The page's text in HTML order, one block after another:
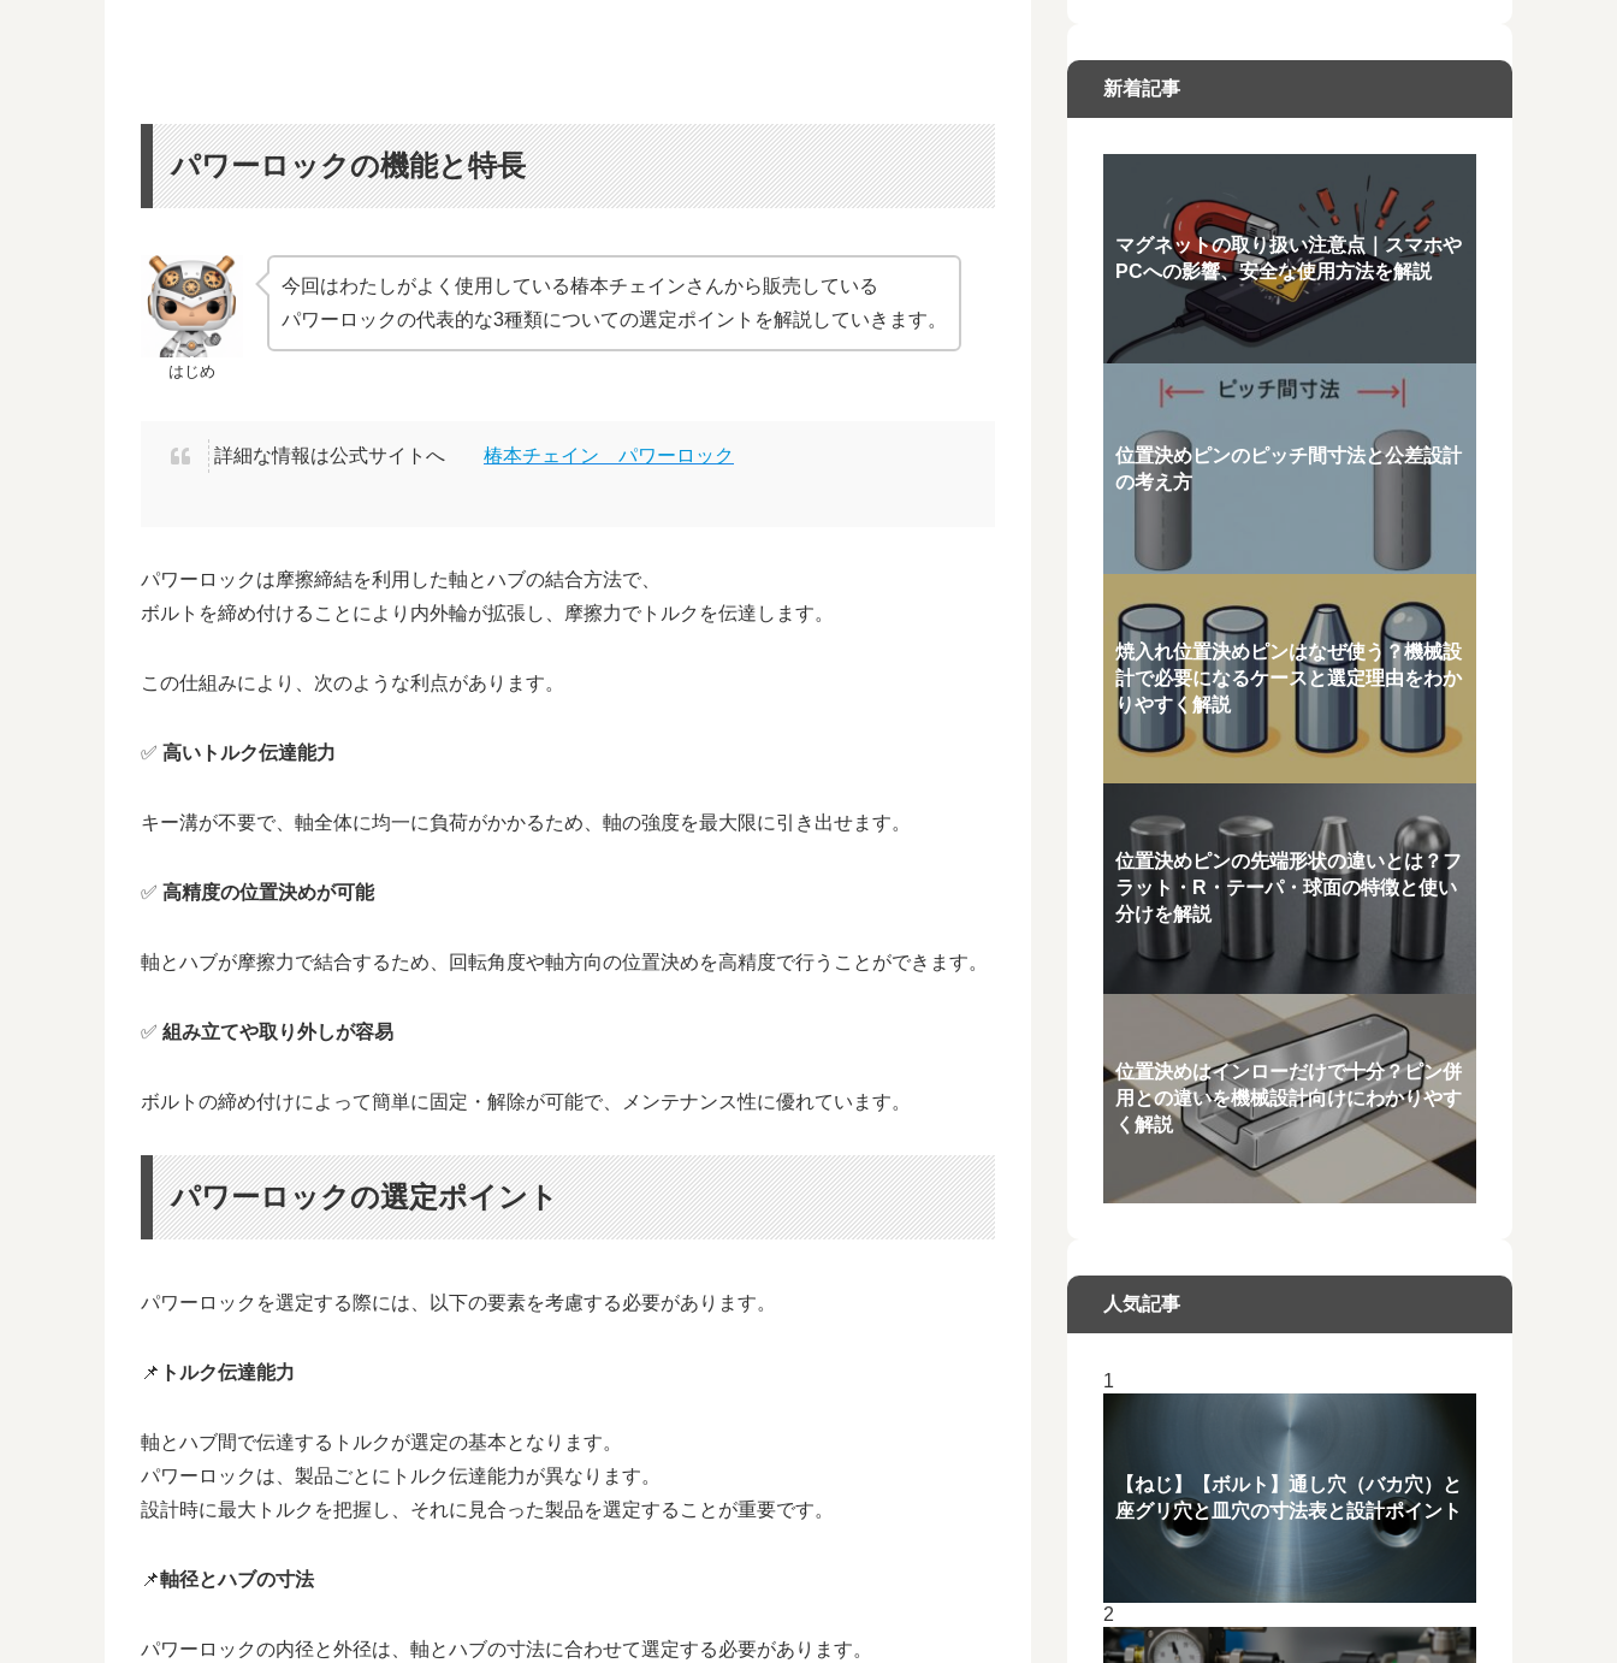
パワーロックの機能と特長
はじめ
今回はわたしがよく使用している椿本チェインさんから販売している
パワーロックの代表的な3種類についての選定ポイントを解説していきます。
詳細な情報は公式サイトへ 椿本チェイン パワーロック
パワーロックは摩擦締結を利用した軸とハブの結合方法で、
ボルトを締め付けることにより内外輪が拡張し、摩擦力でトルクを伝達します。
この仕組みにより、次のような利点があります。
✅ 高いトルク伝達能力
キー溝が不要で、軸全体に均一に負荷がかかるため、軸の強度を最大限に引き出せます。
✅ 高精度の位置決めが可能
軸とハブが摩擦力で結合するため、回転角度や軸方向の位置決めを高精度で行うことができます。
✅ 組み立てや取り外しが容易
ボルトの締め付けによって簡単に固定・解除が可能で、メンテナンス性に優れています。
パワーロックの選定ポイント
パワーロックを選定する際には、以下の要素を考慮する必要があります。
📌 トルク伝達能力
軸とハブ間で伝達するトルクが選定の基本となります。
パワーロックは、製品ごとにトルク伝達能力が異なります。
設計時に最大トルクを把握し、それに見合った製品を選定することが重要です。
📌軸径とハブの寸法
パワーロックの内径と外径は、軸とハブの寸法に合わせて選定する必要があります。
新着記事
マグネットの取り扱い注意点｜スマホや
PCへの影響、安全な使用方法を解説
位置決めピンのピッチ間寸法と公差設計
の考え方
焼入れ位置決めピンはなぜ使う？機械設
計で必要になるケースと選定理由をわか
りやすく解説
位置決めピンの先端形状の違いとは？フ
ラット・R・テーパ・球面の特徴と使い
分けを解説
位置決めはインローだけで十分？ピン併
用との違いを機械設計向けにわかりやす
く解説
人気記事
【ねじ】【ボルト】通し穴（バカ穴）と
座グリ穴と皿穴の寸法表と設計ポイント